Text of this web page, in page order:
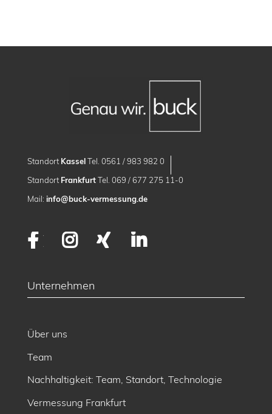
Standort KasselTel. 0561 / 983 982 0
Standort FrankfurtTel. 069 / 677 275 11-0
Mail: info@buck-vermessung.de
FacebookInstagram
XING
Unternehmen
Über uns
Team
Nachhaltigkeit: Team, Standort, Technologie
Vermessung Frankfurt